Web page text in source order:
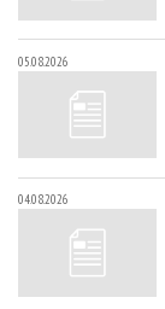
05.08.2026
04.08.2026